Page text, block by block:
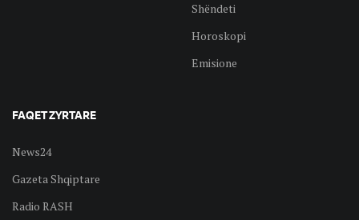
Shëndeti
Horoskopi
Emisione
FAQET ZYRTARE
News24
Gazeta Shqiptare
Radio RASH